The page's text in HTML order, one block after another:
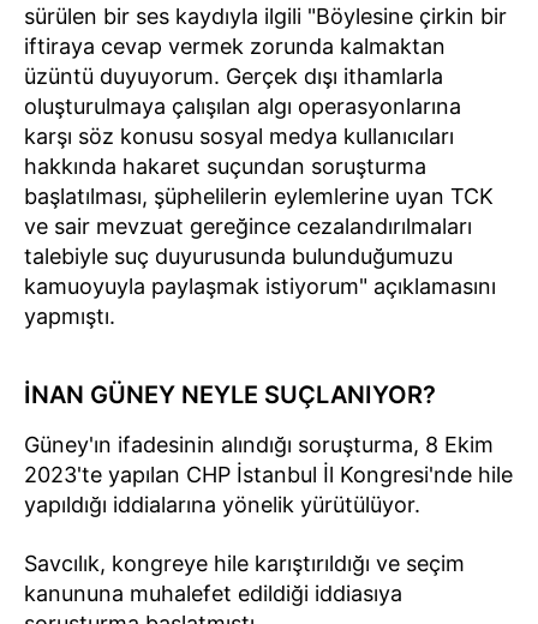
sürülen bir ses kaydıyla ilgili "Böylesine çirkin bir
iftiraya cevap vermek zorunda kalmaktan
üzüntü duyuyorum. Gerçek dışı ithamlarla
oluşturulmaya çalışılan algı operasyonlarına
karşı söz konusu sosyal medya kullanıcıları
hakkında hakaret suçundan soruşturma
başlatılması, şüphelilerin eylemlerine uyan TCK
ve sair mevzuat gereğince cezalandırılmaları
talebiyle suç duyurusunda bulunduğumuzu
kamuoyuyla paylaşmak istiyorum" açıklamasını
yapmıştı.
İNAN GÜNEY NEYLE SUÇLANIYOR?
Güney'ın ifadesinin alındığı soruşturma, 8 Ekim
2023'te yapılan CHP İstanbul İl Kongresi'nde hile
yapıldığı iddialarına yönelik yürütülüyor.
Savcılık, kongreye hile karıştırıldığı ve seçim
kanununa muhalefet edildiği iddiasıya